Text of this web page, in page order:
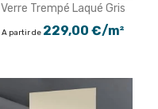
Verre Trempé Laqué Gris
A partir de 229,00 €/m²